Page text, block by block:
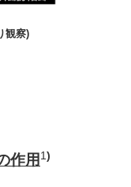
観察)
作用 1 )